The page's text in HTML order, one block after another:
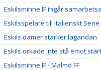
Eskilsminne IF ingår
Eskilsspelare till Italienskt Serie
Eskils damer stärker lagandan
Eskils orkade inte stå emot
Eskilsminne IF - Malmö FF